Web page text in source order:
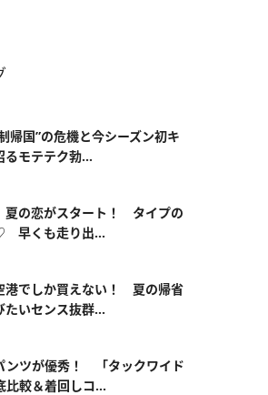
帰国”の危機と今シーズン初キ
モテテク勃...
夏の恋がスタート！ タイプの
早くも走り出...
港でしか買えない！ 夏の帰省
たいセンス抜群...
ンツが優秀！ 「タックワイド
比較＆着回しコ...